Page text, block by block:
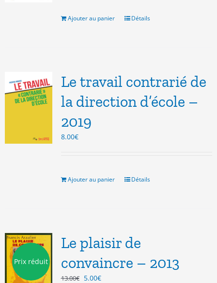
7.00€.3.00€.
Ajouter au panier Détails
Le travail contrarié de
la direction d’école –
2019
8.00€
Ajouter au panier Détails
Prix réduit
Le plaisir de
convaincre – 2013
13.00€ Le
5.00€Le